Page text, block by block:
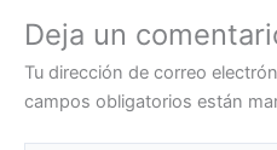
Deja un
Tu dirección de correo
campos obligatorios están